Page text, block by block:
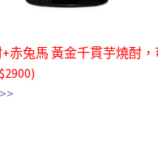
赤兔馬 黃金千貫芋燒酎